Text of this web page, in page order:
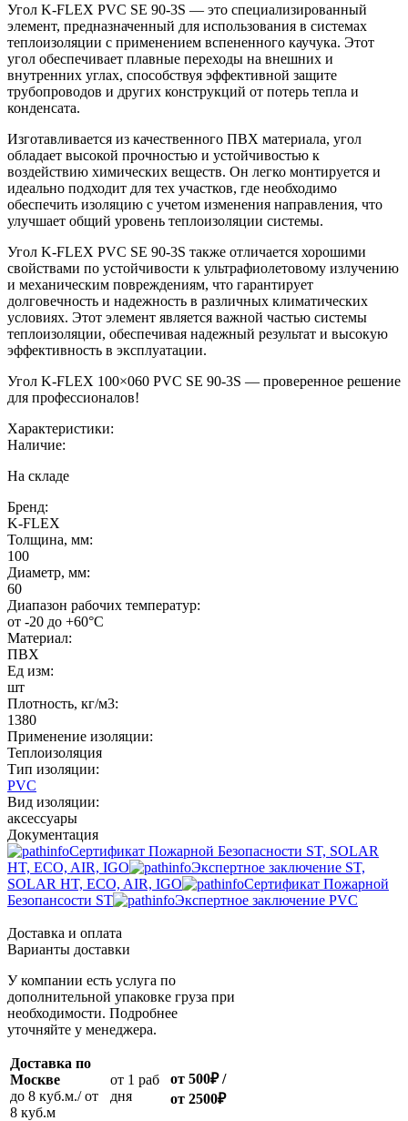
Угол K-FLEX PVC SE 90-3S — это специализированный
элемент, предназначенный для использования в системах
теплоизоляции с применением вспененного каучука. Этот
угол обеспечивает плавные переходы на внешних и
внутренних углах, способствуя эффективной защите
трубопроводов и других конструкций от потерь тепла и
конденсата.
Изготавливается из качественного ПВХ материала, угол
обладает высокой прочностью и устойчивостью к
воздействию химических веществ. Он легко монтируется и
идеально подходит для тех участков, где необходимо
обеспечить изоляцию с учетом изменения направления, что
улучшает общий уровень теплоизоляции системы.
Угол K-FLEX PVC SE 90-3S также отличается хорошими
свойствами по устойчивости к ультрафиолетовому излучению
и механическим повреждениям, что гарантирует
долговечность и надежность в различных климатических
условиях. Этот элемент является важной частью системы
теплоизоляции, обеспечивая надежный результат и высокую
эффективность в эксплуатации.
Угол K-FLEX 100×060 PVC SE 90-3S — проверенное решение
для профессионалов!
Характеристики:
Наличие:
На складе
Бренд:
K-FLEX
Толщина, мм:
100
Диаметр, мм:
60
Диапазон рабочих температур:
от -20 до +60°C
Материал:
ПВХ
Ед изм:
шт
Плотность, кг/м3:
1380
Применение изоляции:
Теплоизоляция
Тип изоляции:
PVC
Вид изоляции:
аксессуары
Документация
Сертификат Пожарной Безопасности ST, SOLAR
HT, ECO, AIR, IGO
Экспертное заключение ST,
SOLAR HT, ECO, AIR, IGO
Сертификат Пожарной
Безопансости ST
Экспертное заключение PVC
Доставка и оплата
Варианты доставки
У компании есть услуга по
дополнительной упаковке груза при
необходимости. Подробнее
уточняйте у менеджера.
Доставка по
Москве
до 8 куб.м./ от
8 куб.м
oт 1 раб
дня
от 500₽/
от 2500₽